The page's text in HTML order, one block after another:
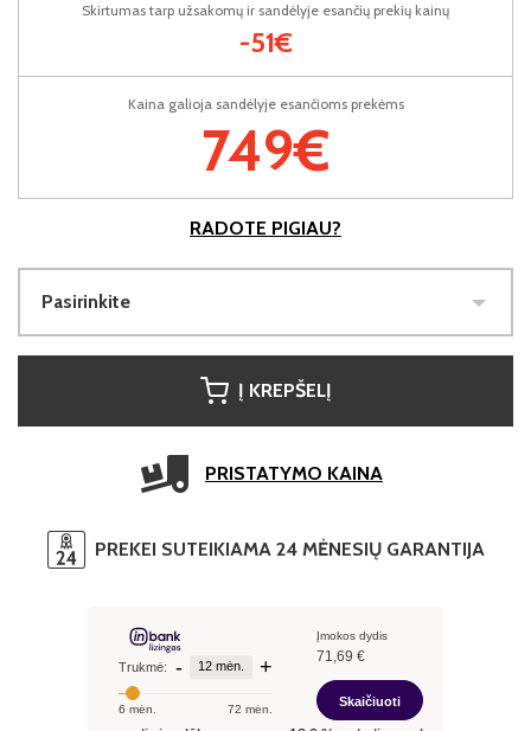
Kaina galioja sandėlyje esančioms prekėms
749€
Skirtumas tarp užsakomų ir sandėlyje esančių prekių kainų
-51€
RADOTE PIGIAU?
Pasirinkite
Į KREPŠELĮ
PRISTATYMO KAINA
PREKEI SUTEIKIAMA 24 MĖNESIŲ GARANTIJA